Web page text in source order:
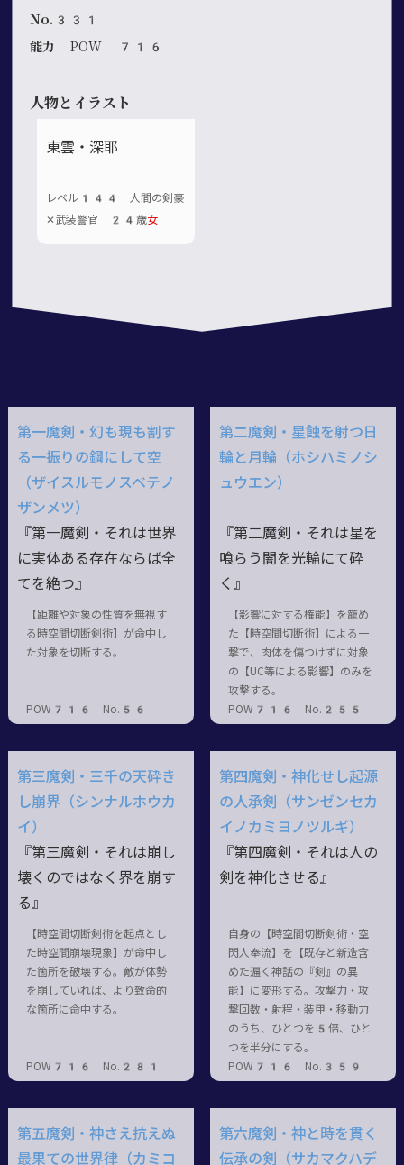
No.331
能力POW 716
人物とイラスト
東雲・深耶
レベル144 人間の剣豪
✕武装警官 24歳女
第一魔剣・幻も現も割す
る一振りの鋼にして空
（ザイスルモノスベテノ
ザンメツ）
『第一魔剣・それは世界
に実体ある存在ならば全
てを絶つ』
【距離や対象の性質を無視す
る時空間切断剣術】が命中し
た対象を切断する。
POW716 No.56
第二魔剣・星蝕を射つ日
輪と月輪（ホシハミノシ
ュウエン）
『第二魔剣・それは星を
喰らう闇を光輪にて砕
く』
【影響に対する権能】を籠め
た【時空間切断術】による一
撃で、肉体を傷つけずに対象
の【UC等による影響】のみを
攻撃する。
POW716 No.255
第三魔剣・三千の天砕き
し崩界（シンナルホウカ
イ）
『第三魔剣・それは崩し
壊くのではなく界を崩す
る』
【時空間切断剣術を起点とし
た時空間崩壊現象】が命中し
た箇所を破壊する。敵が体勢
を崩していれば、より致命的
な箇所に命中する。
POW716 No.281
第四魔剣・神化せし起源
の人承剣（サンゼンセカ
イノカミヨノツルギ）
『第四魔剣・それは人の
剣を神化させる』
自身の【時空間切断剣術・空
閃人奉流】を【既存と新造含
めた遍く神話の『剣』の異
能】に変形する。攻撃力・攻
撃回数・射程・装甲・移動力
のうち、ひとつを5倍、ひと
つを半分にする。
POW716 No.359
第五魔剣・神さえ抗えぬ
最果ての世界律（カミコ
第六魔剣・神と時を貫く
伝承の剣（サカマクハデ